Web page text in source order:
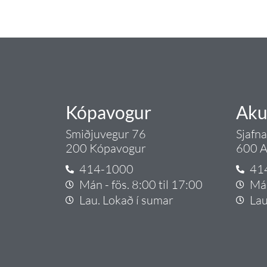
Tilboðsvörur (40)
Uncategorized (160)
Kópavogur
Smiðjuvegur 76
200 Kópavogur
414-1000
Mán - fös. 8:00 til 17:00
Lau. Lokað í sumar
600